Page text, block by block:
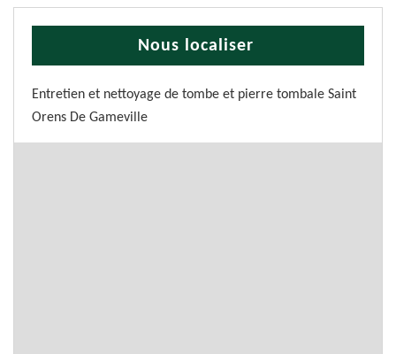
Nous localiser
Entretien et nettoyage de tombe et pierre tombale Saint
Orens De Gameville